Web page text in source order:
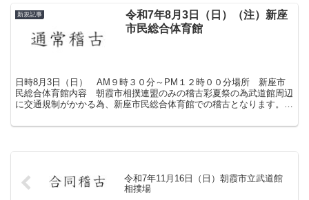
新規記事
令和7年8月3日（日）（注）新座
市民総合体育館
日時8月3日（日） AM９時３０分～PM１２時００分場所 新座市
民総合体育館内容 朝霞市相撲連盟のみの稽古彩夏祭の為武道館周辺
に交通規制がかかる為、新座市民総合体育館での稽古となります。見
令和7年11月16日（日）朝霞市立武道館
相撲場